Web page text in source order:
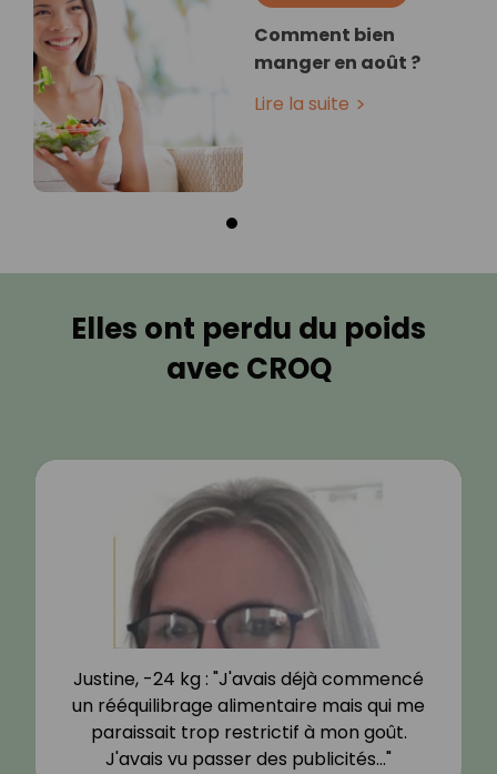
Comment bien
manger en août ?
Lire la suite
Elles ont perdu du poids
avec CROQ
Justine, -24 kg : "J'avais déjà commencé
un rééquilibrage alimentaire mais qui me
paraissait trop restrictif à mon goût.
J'avais vu passer des publicités…"